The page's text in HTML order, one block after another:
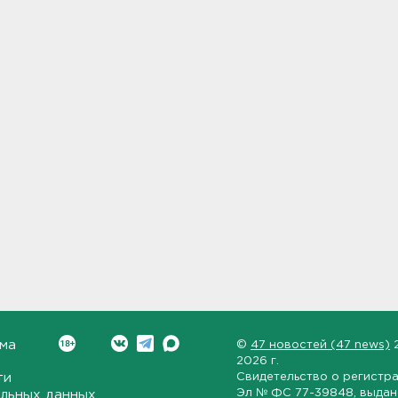
данных
© 47 новостей (47 news)
2026 г.
Свидетельство о
Эл № ФС 77-39848 ,